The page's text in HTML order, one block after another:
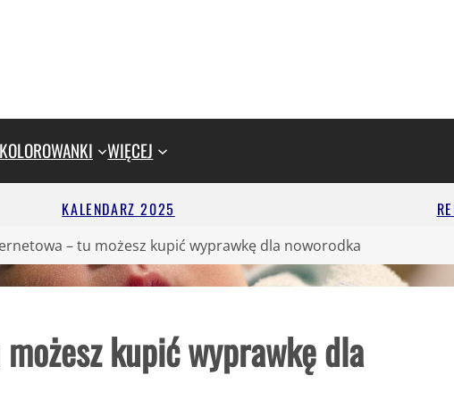
KOLOROWANKI WIĘCEJ
KALENDARZ 2025
– tu możesz kupić wyprawkę dla noworodka
kupić wyprawkę dla